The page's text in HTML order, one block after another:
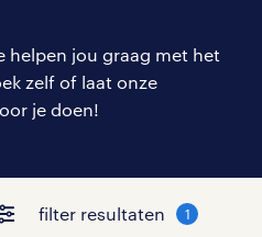
mijn carrière
over randstad
helpen jou graag met het
zelf of laat onze
je doen!
filter resultaten 1